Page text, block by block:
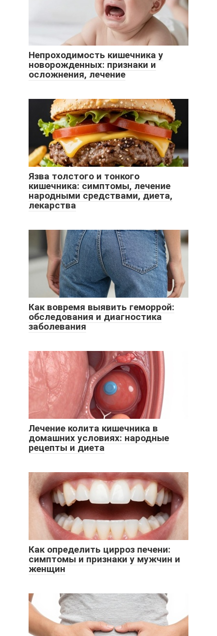
Непроходимость кишечника у
новорожденных: признаки и
осложнения, лечение
Язва толстого и тонкого
кишечника: симптомы, лечение
народными средствами, диета,
лекарства
Как вовремя выявить геморрой:
обследования и диагностика
заболевания
Лечение колита кишечника в
домашних условиях: народные
рецепты и диета
Как определить цирроз печени:
симптомы и признаки у мужчин и
женщин